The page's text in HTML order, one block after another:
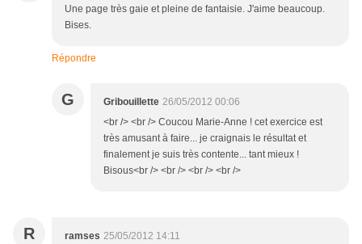
Une page très gaie et pleine de fantaisie. J'aime beaucoup.
Bises.
Répondre
G Gribouillette 26/05/2012 00:06
<br /> <br /> Coucou Marie-Anne ! cet exercice est
très amusant à faire... je craignais le résultat et
finalement je suis très contente... tant mieux !
Bisous<br /> <br /> <br /> <br />
R ramses 25/05/2012 14:11